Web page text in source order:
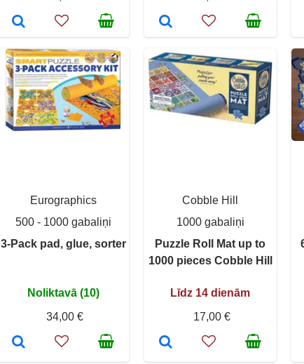
Eurographics
500 - 1000 gabaliņi
3-Pack pad, glue, sorter
Noliktavā (10)
34,00 €
Cobble Hill
1000 gabaliņi
Puzzle Roll Mat up to
1000 pieces Cobble Hill
Līdz 14 dienām
17,00 €